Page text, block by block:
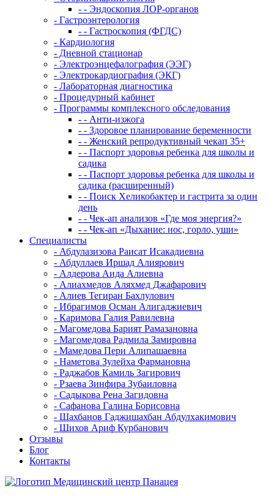
- - Эндоскопия ЛОР-органов
- Гастроэнтерология
- - Гастроскопия (ФГДС)
- Кардиология
- Дневной стационар
- Электроэнцефалография (ЭЭГ)
- Электрокардиография (ЭКГ)
- Лабораторная диагностика
- Процедурный кабинет
- Программы комплексного обследования
- - Анти-изжога
- - Здоровое планирование беременности
- - Женский репродуктивный чекап 35+
- - Паспорт здоровья ребенка для школы и
садика
- - Паспорт здоровья ребенка для школы и
садика (расширенный)
- - Поиск Хеликобактер и гастрита за один
день
- - Чек-ап анализов «Где моя энергия?»
- - Чек-ап «Дыхание: нос, горло, уши»
Специалисты
- Абдулазизова Раисат Исакадиевна
- Абдуллаев Иршад Алиярович
- Алдерова Аида Алиевна
- Алиахмедов Аляхмед Джафарович
- Алиев Тегиран Бахлулович
- Ибрагимов Осман Алигаджиевич
- Каримова Галия Равилевна
- Магомедова Барият Рамазановна
- Магомедова Радмила Замировна
- Мамедова Пери Алипашаевна
- Наметова Зулейха Фармановна
- Раджабов Камиль Загирович
- Рзаева Зинфира Зубаиловна
- Садыкова Рена Загидовна
- Сафанова Галина Борисовна
- Шахбанов Гаджишахбан Абдулхакимович
- Шихов Ариф Курбанович
Отзывы
Блог
Контакты